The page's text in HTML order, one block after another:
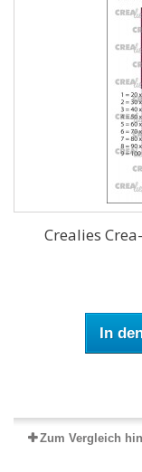
Crealies
In
Zum Vergleich